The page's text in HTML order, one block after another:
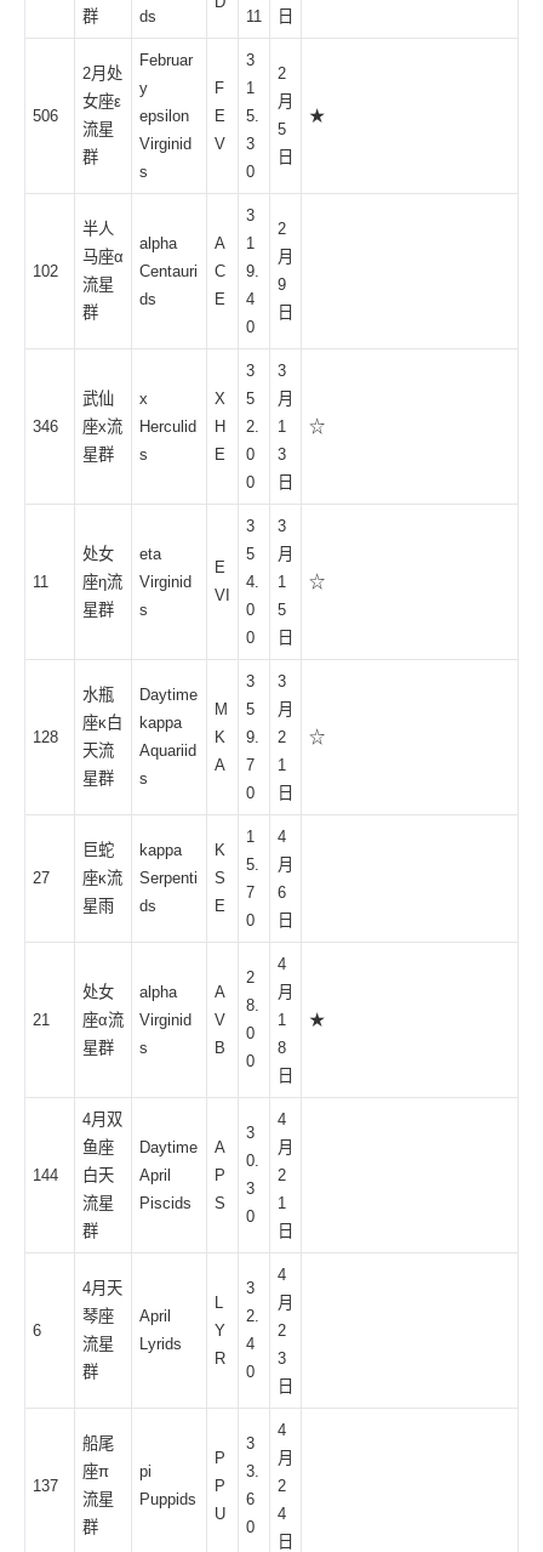
群
ds
11
日
506
2月处
女座ε
流星
群
Februar
y
epsilon
Virginid
s
F
E
V
3
1
5.
3
0
2
月
5
日
★
102
半人
马座α
流星
群
alpha
Centauri
ds
A
C
E
3
1
9.
4
0
2
月
9
日
346
武仙
座x流
星群
x
Herculid
s
X
H
E
3
5
2.
0
0
3
月
1
3
日
☆
11
处女
座η流
星群
eta
Virginid
s
E
VI
3
5
4.
0
0
3
月
1
5
日
☆
128
水瓶
座κ白
天流
星群
Daytime
kappa
Aquariid
s
M
K
A
3
5
9.
7
0
3
月
2
1
日
☆
27
巨蛇
座κ流
星雨
kappa
Serpenti
ds
K
S
E
1
5.
7
0
4
月
6
日
21
处女
座α流
星群
alpha
Virginid
s
A
V
B
2
8.
0
0
4
月
1
8
日
★
144
4月双
鱼座
白天
流星
群
Daytime
April
Piscids
A
P
S
3
0.
3
0
4
月
2
1
日
6
4月天
琴座
流星
群
April
Lyrids
L
Y
R
3
2.
4
0
4
月
2
3
日
137
船尾
座π
流星
群
pi
Puppids
P
P
U
3
3.
6
0
4
月
2
4
日